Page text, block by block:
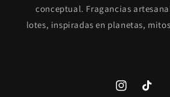
conceptual. Fragancias
lotes, inspiradas en planetas,
https://